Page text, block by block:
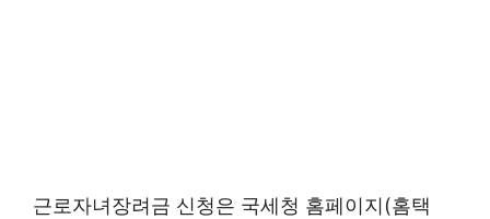
근로자녀장려금 신청은 국세청 홈페이지(홈택